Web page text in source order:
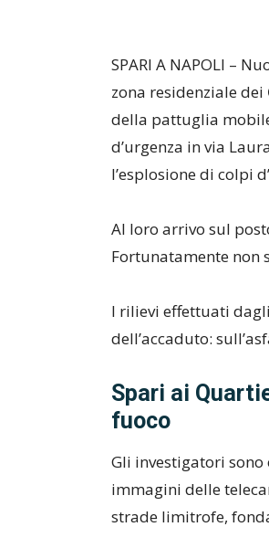
SPARI A NAPOLI –
zona residenziale dei
della pattuglia
d’urgenza in via
l’esplosione di colpi
Al loro arrivo sul
Fortunatamente non
I rilievi effettuati
dell’accaduto:
Spari ai
fuoco
Gli investigatori
immagini delle
strade limitrofe,